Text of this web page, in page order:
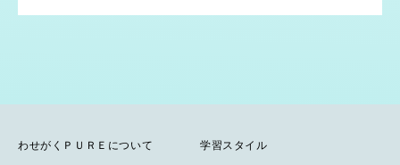
わせがくＰＵＲＥについて 学習スタイル